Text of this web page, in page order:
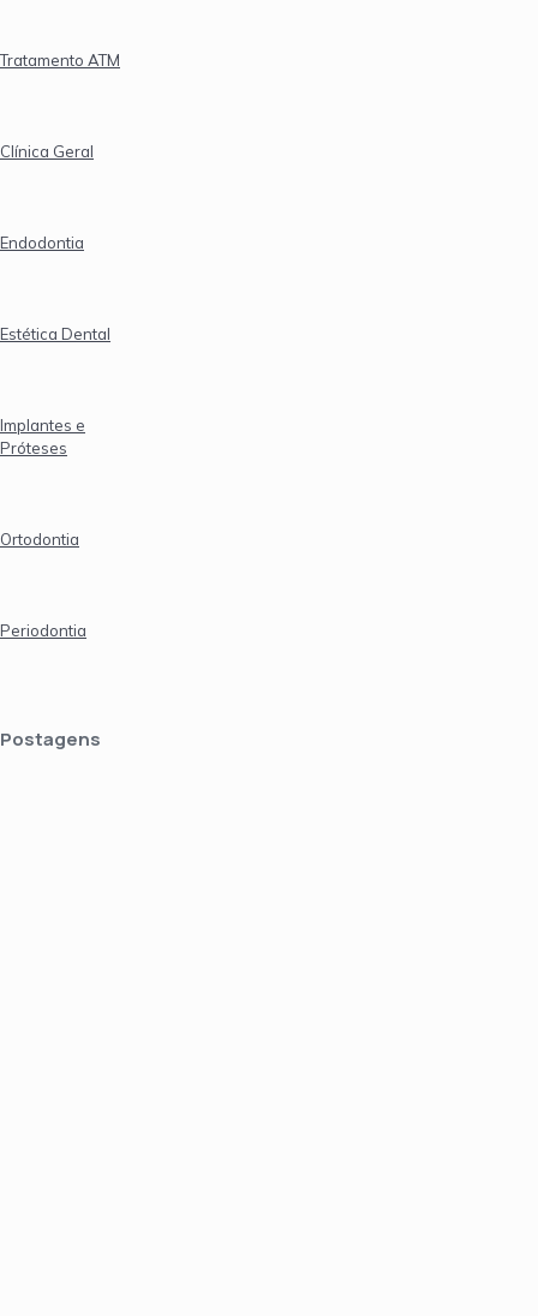
Tratamento ATM
Clínica Geral
Endodontia
Estética Dental
Implantes e
Próteses
Ortodontia
Periodontia
Postagens